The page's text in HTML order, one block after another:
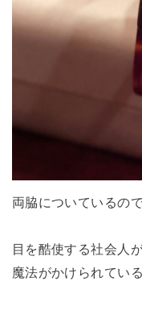
両脇についているので
目を酷使する社会人
魔法がかけられてい